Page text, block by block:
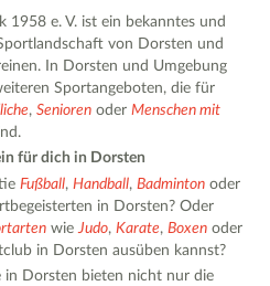
1958 e. V. ist ein bekanntes und
von Dorsten und
In Dorsten und Umgebung
Sportangeboten, die für
,Senioren oderMenschen mit
für dich in Dorsten
Fußball,Handball,Badminton oder
in Dorsten? Oder
wieJudo,Karate,Boxen oder
in Dorsten ausüben kannst?
in Dorsten bieten nicht nur die